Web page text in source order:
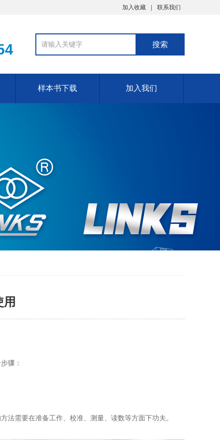
加入收藏 联系我们
样本书下载 加入我们
骤：
法需要在准备工作、校准、测量、读数等方面下功夫。